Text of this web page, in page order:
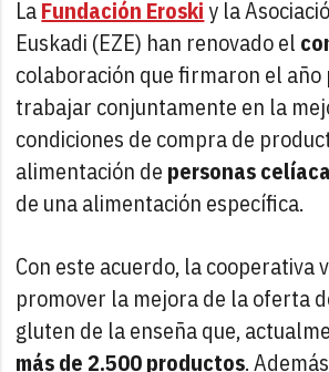
LaFundación Eroskiy la
Euskadi (EZE) han renovado el
colaboración que firmaron el año
trabajar conjuntamente en la
condiciones de compra de
alimentación de personas
de una alimentación específica.
Con este acuerdo, la cooperativa
promover la mejora de la oferta
gluten de la enseña que,
más de 2.500 productos.